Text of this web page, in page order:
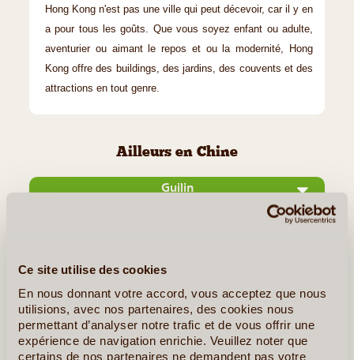
Ce site utilise des cookies
En nous donnant votre accord, vous acceptez que nous
utilisions, avec nos partenaires, des cookies nous
permettant d’analyser notre trafic et de vous offrir une
expérience de navigation enrichie. Veuillez noter que
certains de nos partenaires ne demandent pas votre
Hong Kong n'est pas une ville qui peut décevoir, car il y en
a pour tous les goûts. Que vous soyez enfant ou adulte,
aventurier ou aimant le repos et ou la modernité, Hong
Kong offre des buildings, des jardins, des couvents et des
attractions en tout genre.
Ailleurs en Chine
Guilin